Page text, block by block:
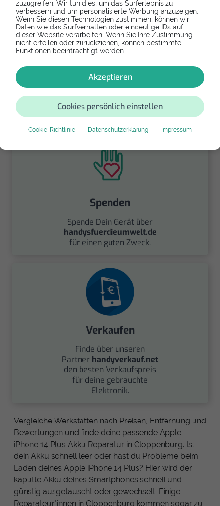
zuzugreifen. Wir tun dies, um das Surferlebnis zu
verbessern und um personalisierte Werbung anzuzeigen.
Wenn Sie diesen Technologien zustimmen, können wir
Daten wie das Surfverhalten oder eindeutige IDs auf
dieser Website verarbeiten. Wenn Sie Ihre Zustimmung
nicht erteilen oder zurückziehen, können bestimmte
Funktionen beeinträchtigt werden.
Akzeptieren
Cookies persönlich einstellen
Cookie-Richtlinie Datenschutzerklärung Impressum
Refurbishtes/Neues Apple iPhone 14
Plus
Falls Dein Apple iPhone 14 Plus zu kaputt ist und
Du Dich an Dein Gerät gewöhnt hast, dann erwirb
Reihe.
Spenden
Spende Dein Gerät über
handysfuerdieumwelt.de
für einen guten Zweck.
Verkaufen
Finde über unseren
Partner handyverkauf.net
den besten Verkaufspreis
für deine gebrauchte
Elektronik.
Vergleiche Werkstätten nach Preisen, Entfernung und
Bewertungen und finde deine passende Apple
iPhone 14 Plus Akku Reparatur in Cloppenburg. Ist
dein Akku schnell leer oder hast du Probleme beim
Laden deines Apple iPhone 14 Plus? Hier wird der
kaputte Akku deines Smartphones schnell und
günstig ausgetauscht oder gewechselt. Einige
Reparateur*innen in Cloppenburg kommen sogar zu